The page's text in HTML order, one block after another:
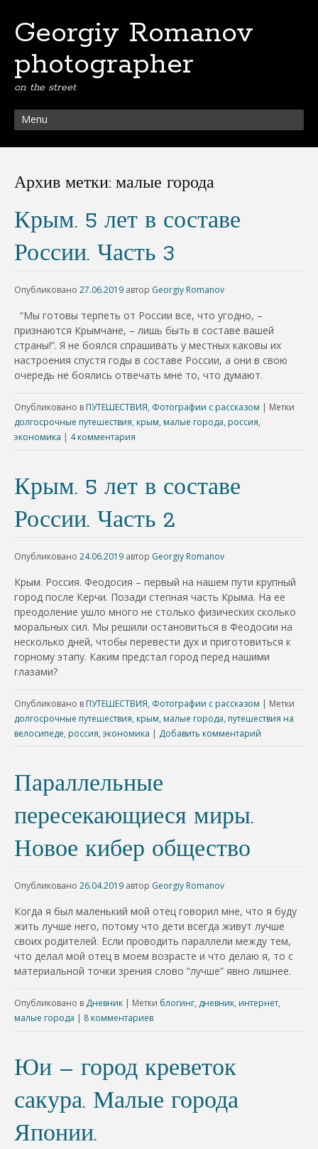
Georgiy Romanov
photographer
on the street
Menu
Архив метки: малые города
Крым. 5 лет в составе
России. Часть 3
Опубликовано 27.06.2019 автор Georgiy Romanov
“Мы готовы терпеть от России все, что угодно, –
признаются Крымчане, – лишь быть в составе вашей
страны!”. Я не боялся спрашивать у местных каковы их
настроения спустя годы в составе России, а они в свою
очередь не боялись отвечать мне то, что думают.
Опубликовано в ПУТЕШЕСТВИЯ, Фотографии с рассказом | Метки
долгосрочные путешествия, крым, малые города, россия,
экономика | 4 комментария
Крым. 5 лет в составе
России. Часть 2
Опубликовано 24.06.2019 автор Georgiy Romanov
Крым. Россия. Феодосия – первый на нашем пути крупный
город после Керчи. Позади степная часть Крыма. На ее
преодоление ушло много не столько физических сколько
моральных сил. Мы решили остановиться в Феодосии на
несколько дней, чтобы перевести дух и приготовиться к
горному этапу. Каким предстал город перед нашими
глазами?
Опубликовано в ПУТЕШЕСТВИЯ, Фотографии с рассказом | Метки
долгосрочные путешествия, крым, малые города, путешествия на
велосипеде, россия, экономика | Добавить комментарий
Параллельные
пересекающиеся миры.
Новое кибер общество
Опубликовано 26.04.2019 автор Georgiy Romanov
Когда я был маленький мой отец говорил мне, что я буду
жить лучше него, потому что дети всегда живут лучше
своих родителей. Если проводить параллели между тем,
что делал мой отец в моем возрасте и что делаю я, то с
материальной точки зрения слово “лучше” явно лишнее.
Опубликовано в Дневник | Метки блогинг, дневник, интернет,
малые города | 8 комментариев
Юи – город креветок
сакура. Малые города
Японии.